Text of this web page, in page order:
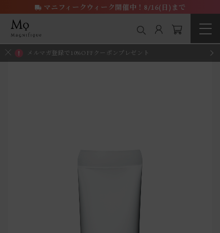
メルマガ登録で10%OFFクーポンプレゼント
マニフィークウィーク開催中！8/16(日)まで